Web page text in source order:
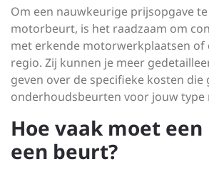
Om een nauwkeurige prijsopgave
motorbeurt, is het raadzaam om
met erkende motorwerkplaatsen of
regio. Zij kunnen je meer
geven over de specifieke kosten
onderhoudsbeurten voor jouw type
Hoe vaak moet
een beurt?